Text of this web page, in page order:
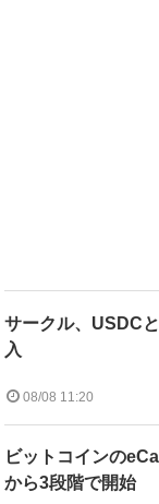
サークル、USDC
入
08/08 11:20
ビットコインの
から3段階で開始